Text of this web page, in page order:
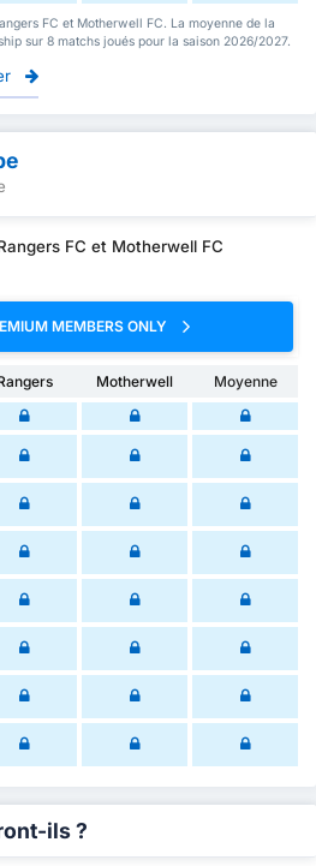
FC et Motherwell FC. La moyenne de la
sur 8 matchs joués pour la saison 2026/2027.
FC et Motherwell FC
MEMBERS ONLY
Motherwell
Moyenne
ils ?